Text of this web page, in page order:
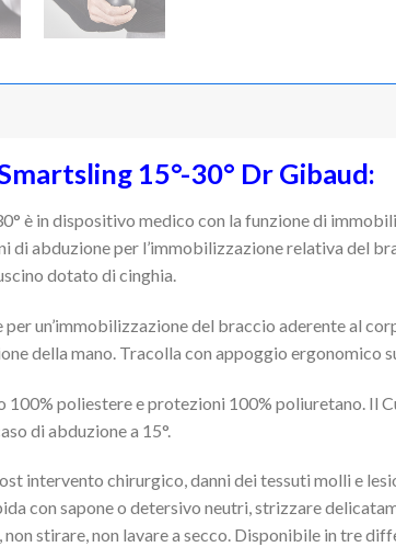
15°-30° Dr Gibaud:
è in dispositivo medico con la funzione di
di abduzione per l’immobilizzazione relativa del
dotato di cinghia.
un’immobilizzazione del braccio aderente al
della mano. Tracolla con appoggio ergonomico
poliestere e protezioni 100% poliuretano. Il
di abduzione a 15°.
intervento chirurgico, danni dei tessuti molli e
con sapone o detersivo neutri, strizzare
stirare, non lavare a secco. Disponibile in tre